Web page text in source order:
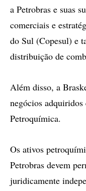
a Petrobras e suas
comerciais e
do Sul (Copesul) e
distribuição de
Além disso, a
negócios
Petroquímica.
Os ativos
Petrobras devem
juridicamente